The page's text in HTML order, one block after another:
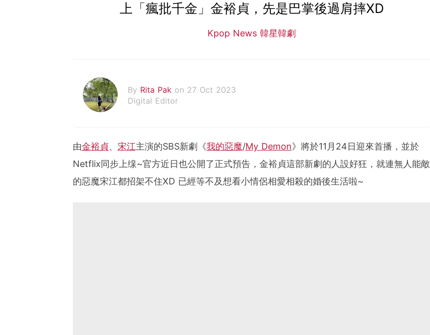
上「瘋批千金」金裕貞，先是巴掌後過肩摔XD
Kpop News 韓星韓劇
By Rita Pak on 27 Oct 2023
Digital Editor
由金裕貞、 宋江主演的SBS新劇《我的惡魔/My Demon》將於11月24日迎來首播，並於
Netflix同步上缐~官方近日也公開了正式預告，金裕貞這部新劇的人設好狂，就連無人能敵
的惡魔宋江都招架不住XD 已經等不及想看小情侶相愛相殺的婚後生活啦~